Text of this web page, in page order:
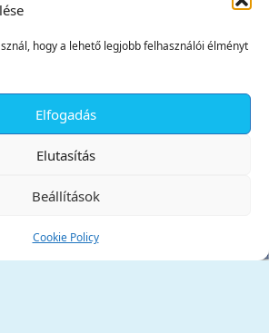
hogy a lehető legjobb felhasználói élményt
Elfogadás
Elutasítás
Beállítások
Cookie Policy
Önkormányzata
✕